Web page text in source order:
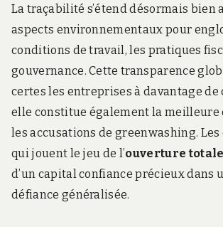
La traçabilité s’étend désormais bien
aspects environnementaux pour
conditions de travail, les pratiques
gouvernance. Cette transparence
certes les entreprises à davantage de
elle constitue également la meilleure
les accusations de greenwashing.
qui jouent le jeu de l’ouverture totale
d’un capital confiance précieux dans
défiance généralisée.